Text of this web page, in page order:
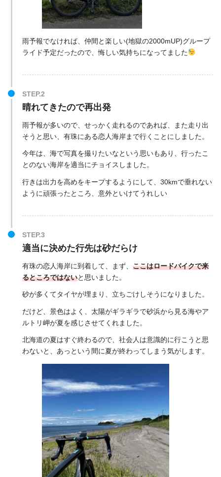
雨予報でなければ、仲間と楽しい(地獄の2000mUP)グループ
ライド予定だったので、悔しい気持ちになってました
晴れてきたので再出発
雨予報が多いので、せっかく走れるのであれば、また走り出
そうと思い、有珠にある恋人海岸まで行くことにしました。
今年は、海で写真を撮りたいなという思いもあり、行ったこ
とのない海岸を適当にチョイスしました。
行きは出力を高めをキープするようにして、30kmで垂れない
ように頑張ったところ、意外といけてうれしい
適当に決めた行先は砂だらけ
有珠の恋人海岸に到着して、まず、 ここはロードバイクで来
るところではないと思いました。
砂が多くてタイヤが埋まり、立ちごけしそうになりました。
だけど、景色はよく、太陽がギラギラで砂浜から見る海やア
ルトリ岬が夏を感じさせてくれました。
北海道の夏はすぐ終わるので、社会人は意識的に行こうと思
わないと、あっという間に夏が終わってしまう気がします。